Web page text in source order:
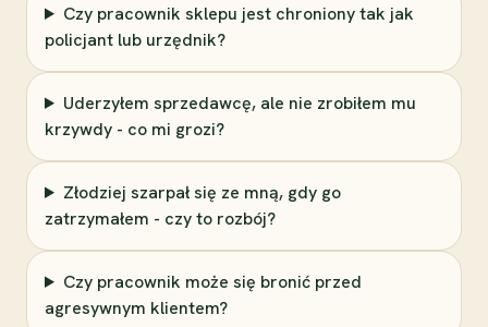
Czy pracownik sklepu jest chroniony tak jak
policjant lub urzędnik?
Uderzyłem sprzedawcę, ale nie zrobiłem mu
krzywdy - co mi grozi?
Złodziej szarpał się ze mną, gdy go
zatrzymałem - czy to rozbój?
Czy pracownik może się bronić przed
agresywnym klientem?